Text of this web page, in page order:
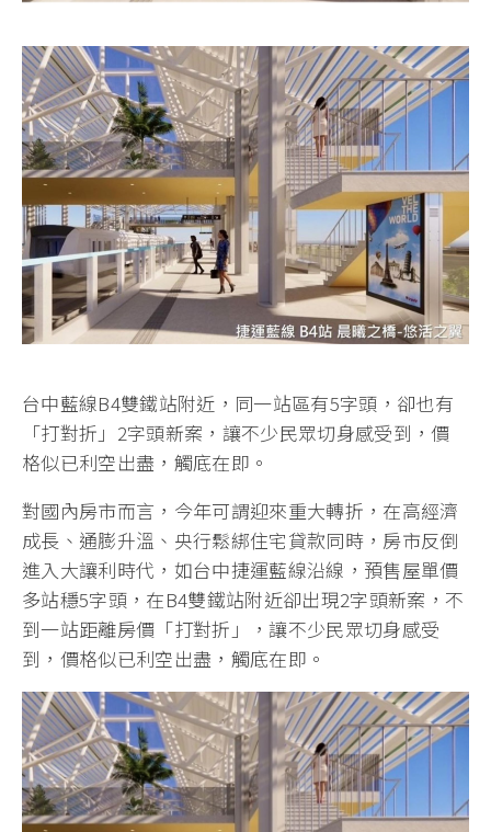
台中藍線B4雙鐵站附近，同一站區有5字頭，卻也有
「打對折」2字頭新案，讓不少民眾切身感受到，價
格似已利空出盡，觸底在即。
對國內房市而言，今年可謂迎來重大轉折，在高經濟
成長、通膨升溫、央行鬆綁住宅貸款同時，房市反倒
進入大讓利時代，如台中捷運藍線沿線，預售屋單價
多站穩5字頭，在B4雙鐵站附近卻出現2字頭新案，不
到一站距離房價「打對折」，讓不少民眾切身感受
到，價格似已利空出盡，觸底在即。